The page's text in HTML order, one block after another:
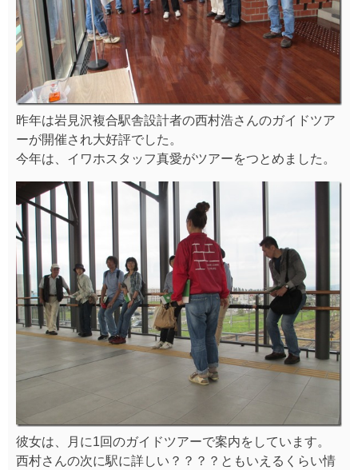
彼女は、月に1回のガイドツアーで案内をしています。
西村さんの次に駅に詳しい？？？？ともいえるくらい情
報を集め、市内外の方に駅の魅力を知って頂きたいと、
取り組んでいます。
通常月に1回駅舎ガイドツアーを開催していますので、
今回参加できなかった方は是非リベンジしてみてくださ
いね♪
こちらでは、駅舎の魅力がぎっちり詰まったガイドブッ
クを片手に、駅舎内に設置されたスタンプを探しあつめ
る、『スタンプラリー』が開催されました♪